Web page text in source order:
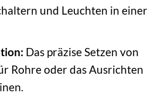
und Leuchten in einer
Das präzise Setzen von
Rohre oder das Ausrichten